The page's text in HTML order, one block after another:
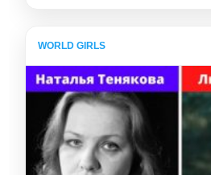
WORLD GIRLS